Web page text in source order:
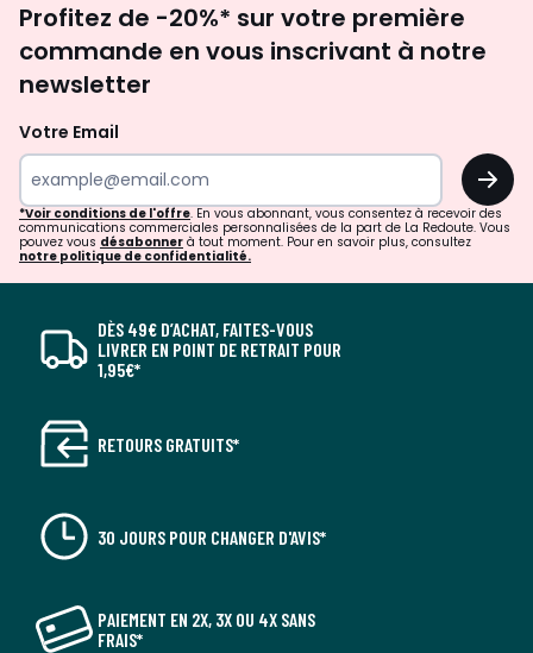
newsletter
Profitez de -20%* sur votre première
commande en vous inscrivant à notre
newsletter
Votre Email
OK
*Voir conditions de l'offre. En vous abonnant, vous consentez à recevoir des
communications commerciales personnalisées de la part de La Redoute. Vous
pouvez vous désabonner à tout moment. Pour en savoir plus, consultez
notre politique de confidentialité.
DÈS 49€ D’ACHAT, FAITES-VOUS
LIVRER EN POINT DE RETRAIT POUR
1,95€*
RETOURS GRATUITS*
30 JOURS POUR CHANGER D'AVIS*
PAIEMENT EN 2X, 3X OU 4X SANS
FRAIS*